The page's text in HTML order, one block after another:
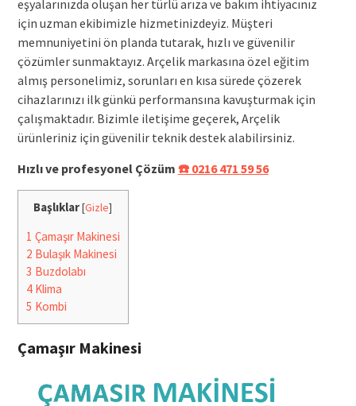
eşyalarınızda oluşan her türlü arıza ve bakım ihtiyacınız
için uzman ekibimizle hizmetinizdeyiz. Müşteri
memnuniyetini ön planda tutarak, hızlı ve güvenilir
çözümler sunmaktayız. Arçelik markasına özel eğitim
almış personelimiz, sorunları en kısa sürede çözerek
cihazlarınızı ilk günkü performansına kavuşturmak için
çalışmaktadır. Bizimle iletişime geçerek, Arçelik
ürünleriniz için güvenilir teknik destek alabilirsiniz.
Hızlı ve profesyonel Çözüm ☎️ 0216 471 59 56
Başlıklar[Gizle]
1 Çamaşır Makinesi
2 Bulaşık Makinesi
3 Buzdolabı
4Klima
5 Kombi
Çamaşır Makinesi